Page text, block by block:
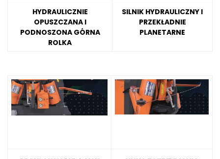
HYDRAULICZNIE
OPUSZCZANA I
PODNOSZONA GÓRNA
ROLKA
SILNIK HYDRAULICZNY I
PRZEKŁADNIE
PLANETARNE